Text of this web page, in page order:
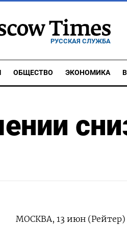
РУССКАЯ СЛУЖБА
ОБЩЕСТВО ЭКОНОМИКА
МОСКВА, 13 июн